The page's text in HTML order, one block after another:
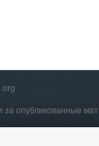
за опубликованные